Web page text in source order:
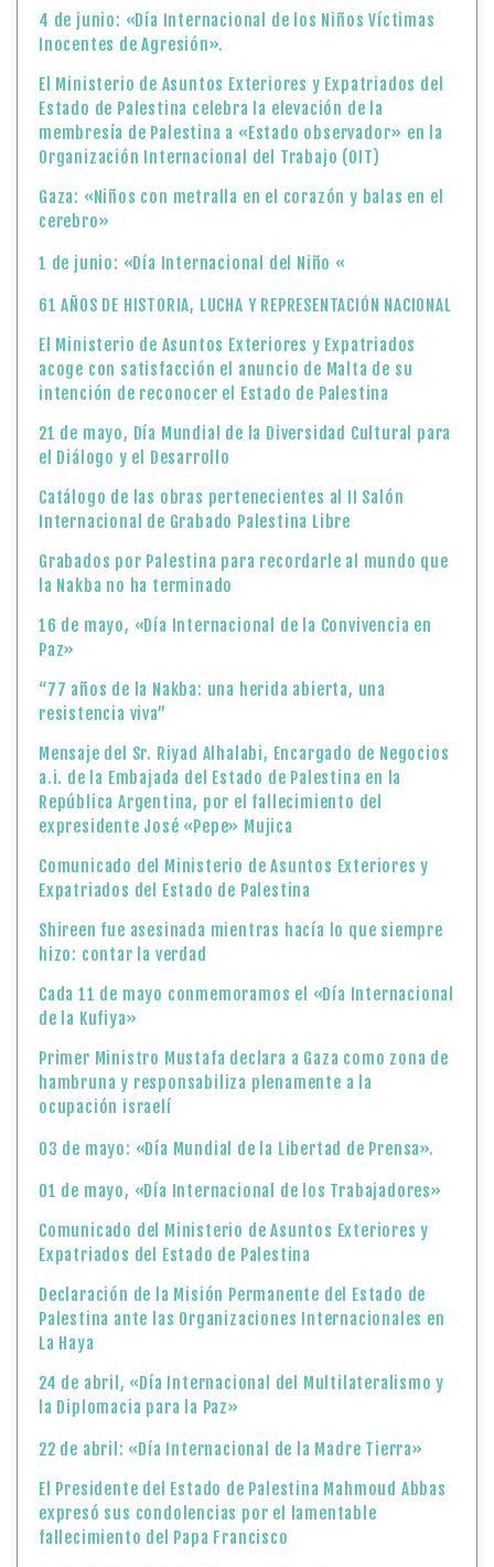
4 de junio: «Día Internacional de los Niños Víctimas
Inocentes de Agresión».
El Ministerio de Asuntos Exteriores y Expatriados del
Estado de Palestina celebra la elevación de la
membresía de Palestina a «Estado observador» en la
Organización Internacional del Trabajo (OIT)
Gaza: «Niños con metralla en el corazón y balas en el
cerebro»
1 de junio: «Día Internacional del Niño «
61 AÑOS DE HISTORIA, LUCHA Y REPRESENTACIÓN NACIONAL
El Ministerio de Asuntos Exteriores y Expatriados
acoge con satisfacción el anuncio de Malta de su
intención de reconocer el Estado de Palestina
21 de mayo, Día Mundial de la Diversidad Cultural para
el Diálogo y el Desarrollo
Catálogo de las obras pertenecientes al II Salón
Internacional de Grabado Palestina Libre
Grabados por Palestina para recordarle al mundo que
la Nakba no ha terminado
16 de mayo, «Día Internacional de la Convivencia en
Paz»
“77 años de la Nakba: una herida abierta, una
resistencia viva”
Mensaje del Sr. Riyad Alhalabi, Encargado de Negocios
a.i. de la Embajada del Estado de Palestina en la
República Argentina, por el fallecimiento del
expresidente José «Pepe» Mujica
Comunicado del Ministerio de Asuntos Exteriores y
Expatriados del Estado de Palestina
Shireen fue asesinada mientras hacía lo que siempre
hizo: contar la verdad
Cada 11 de mayo conmemoramos el «Día Internacional
de la Kufiya»
Primer Ministro Mustafa declara a Gaza como zona de
hambruna y responsabiliza plenamente a la
ocupación israelí
03 de mayo: «Día Mundial de la Libertad de Prensa».
01 de mayo, «Día Internacional de los Trabajadores»
Comunicado del Ministerio de Asuntos Exteriores y
Expatriados del Estado de Palestina
Declaración de la Misión Permanente del Estado de
Palestina ante las Organizaciones Internacionales en
La Haya
24 de abril, «Día Internacional del Multilateralismo y
la Diplomacia para la Paz»
22 de abril: «Día Internacional de la Madre Tierra»
El Presidente del Estado de Palestina Mahmoud Abbas
expresó sus condolencias por el lamentable
fallecimiento del Papa Francisco